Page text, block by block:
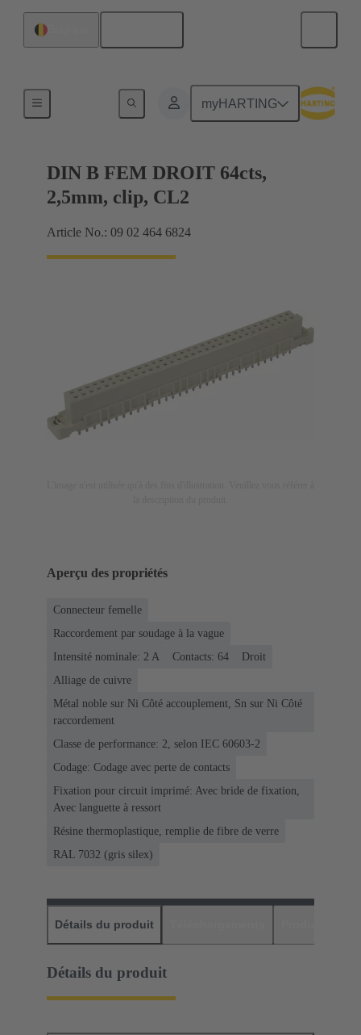
myHARTING
Raccordement carte mère à carte fille
DIN B FEM DROIT 64cts,
2,5mm, clip, CL2
Article No.: 09 02 464 6824
Aperçu des propriétés
Connecteur femelle
Raccordement par soudage à la vague
Intensité nominale: ‌2 A
Contacts: 64
Droit
Alliage de cuivre
Métal noble sur Ni Côté accouplement, Sn sur Ni Côté
raccordement
Classe de performance: 2, selon IEC 60603-2
Codage: Codage avec perte de contacts
Fixation pour circuit imprimé: Avec bride de fixation,
Avec languette à ressort
Résine thermoplastique, remplie de fibre de verre
RAL 7032 (gris silex)
Détails du produit
Détails du produit